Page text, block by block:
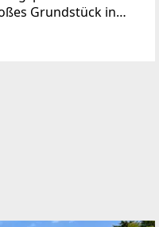
Grundstück in
Tulln). Auf dem